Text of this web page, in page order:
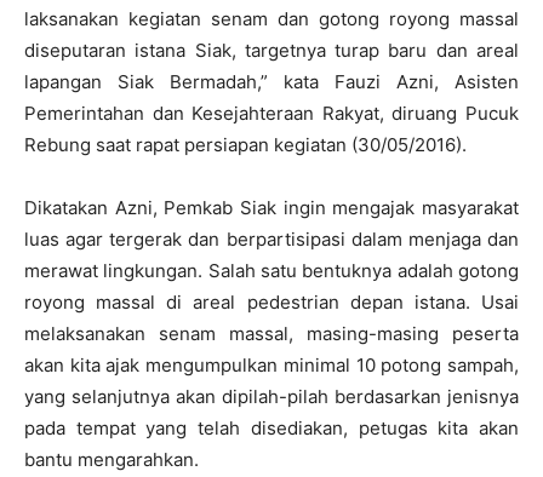
laksanakan kegiatan senam dan gotong royong massal
diseputaran istana Siak, targetnya turap baru dan areal
lapangan Siak Bermadah,” kata Fauzi Azni, Asisten
Pemerintahan dan Kesejahteraan Rakyat, diruang Pucuk
Rebung saat rapat persiapan kegiatan (30/05/2016).
Dikatakan Azni, Pemkab Siak ingin mengajak masyarakat
luas agar tergerak dan berpartisipasi dalam menjaga dan
merawat lingkungan. Salah satu bentuknya adalah gotong
royong massal di areal pedestrian depan istana. Usai
melaksanakan senam massal, masing-masing peserta
akan kita ajak mengumpulkan minimal 10 potong sampah,
yang selanjutnya akan dipilah-pilah berdasarkan jenisnya
pada tempat yang telah disediakan, petugas kita akan
bantu mengarahkan.